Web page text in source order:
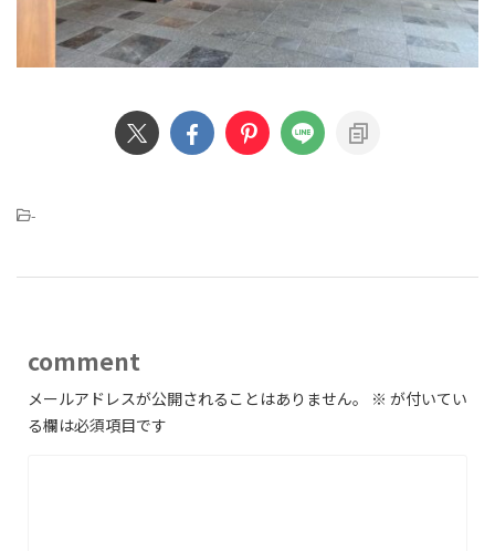
-
comment
メールアドレスが公開されることはありません。 ※ が付いてい
る欄は必須項目です